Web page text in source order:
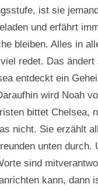
ist sie
und erfährt
bleiben. Alles in
redet. Das
entdeckt ein
wird Noah
bittet Chelsea,
nicht. Sie erzählt
unten
sind
kann, dann